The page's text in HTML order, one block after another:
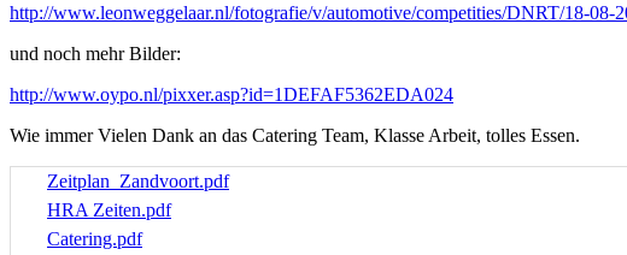
http://www.leonweggelaar.nl/fotografie/v/automotive/competities/DNRT/18-08-
und noch mehr Bilder:
http://www.oypo.nl/pixxer.asp?id=1DEFAF5362EDA024
Wie immer Vielen Dank an das Catering Team, Klasse Arbeit, tolles Essen.
Zeitplan_Zandvoort.pdf
HRA Zeiten.pdf
Catering.pdf